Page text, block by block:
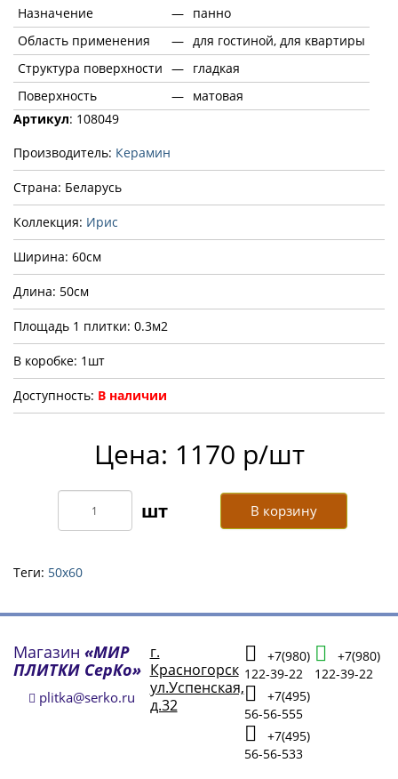
Назначение
— панно
Область применения
— для гостиной, для квартиры
Структура поверхности — гладкая
Поверхность
— матовая
Артикул: 108049
Производитель: Керамин
Страна: Беларусь
Коллекция: Ирис
Ширина: 60см
Длина: 50см
Площадь 1 плитки: 0.3м2
В коробке: 1шт
Доступность: В наличии
Цена: 1170 р/шт
В корзину
Теги: 50х60
Магазин «МИР
ПЛИТКИ СерКо»
plitka@serko.ru
г.
Красногорск
ул.Успенская,
д.32
+7(980)
122-39-22
+7(495)
56-56-555
+7(495)
56-56-533
+7(980)
122-39-22